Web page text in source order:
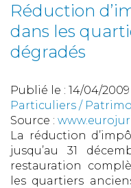
Réduction
dans les
dégradés
Publié le : 14/04/2009
Particuliers /
Source :
La réduction
jusqu’au 31
restauration
les quartiers